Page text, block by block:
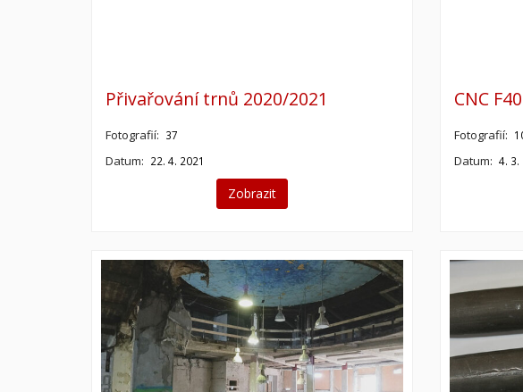
Přivařování trnů 2020/2021
Fotografií: 37
Datum: 22. 4. 2021
Zobrazit
CNC
Fotografií:
Datum: 4. 3.